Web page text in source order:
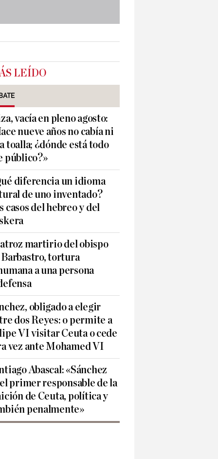
LEÍDO
vacía en pleno agosto:
nueve años no cabía ni
toalla; ¿dónde está todo
público?»
diferencia un idioma
de uno inventado?
casos del hebreo y del
martirio del obispo
Barbastro, tortura
a una persona
obligado a elegir
dos Reyes: o permite a
VI visitar Ceuta o cede
vez ante Mohamed VI
Abascal: «Sánchez
primer responsable de la
de Ceuta, política y
penalmente»